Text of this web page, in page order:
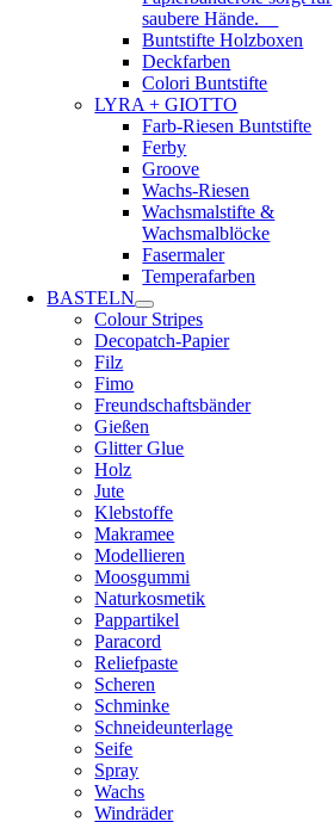
saubere Hände.
Buntstifte Holzboxen
Deckfarben
Colori Buntstifte
LYRA + GIOTTO
Farb-Riesen Buntstifte
Ferby
Groove
Wachs-Riesen
Wachsmalstifte &
Wachsmalblöcke
Fasermaler
Temperafarben
BASTELN
Colour Stripes
Decopatch-Papier
Filz
Fimo
Freundschaftsbänder
Gießen
Glitter Glue
Holz
Jute
Klebstoffe
Makramee
Modellieren
Moosgummi
Naturkosmetik
Pappartikel
Paracord
Reliefpaste
Scheren
Schminke
Schneideunterlage
Seife
Spray
Wachs
Windräder